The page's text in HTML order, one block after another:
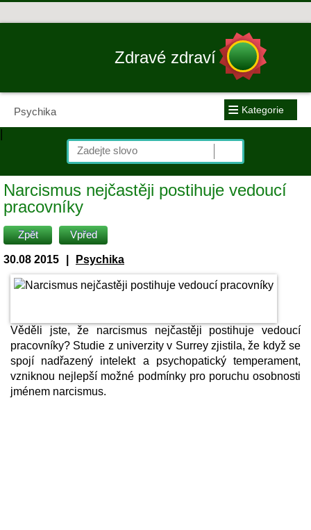
Zdravé zdraví
Psychika ≡ Kategorie
|
Narcismus nejčastěji postihuje vedoucí
pracovníky
Zpět Vpřed
30.08 2015 Psychika
Věděli jste, že narcismus nejčastěji postihuje vedoucí
pracovníky? Studie z univerzity v Surrey zjistila, že když se
spojí nadřazený intelekt a psychopatický temperament,
vzniknou nejlepší možné podmínky pro poruchu osobnosti
jménem narcismus.